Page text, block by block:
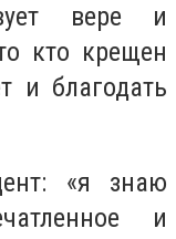
вере и
кто крещен
и благодать
«я знаю
и